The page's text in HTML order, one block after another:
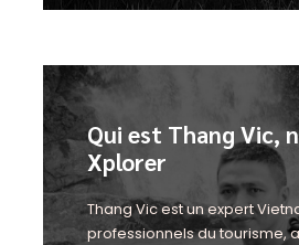
Qui est Thang Vic,
Xplorer
Thang Vic est un expert
professionnels du tourisme,